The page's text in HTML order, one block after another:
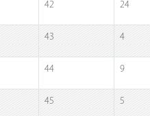
42 24
43 4
44 9
45 5